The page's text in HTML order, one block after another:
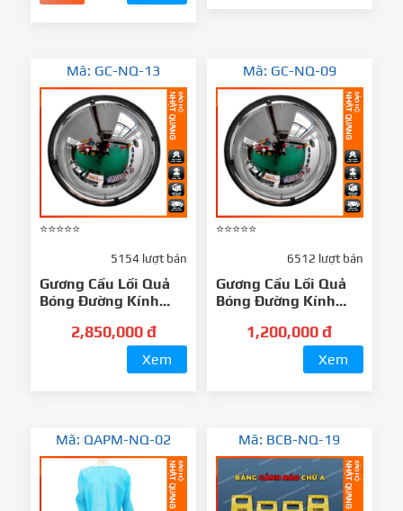
Mã: GC-NQ-13
⭐⭐⭐⭐⭐
5154 lượt bán
Gương Cầu Lồi Quả
Bóng Đường Kính
2,850,000 đ
Xem
Mã: GC-NQ-09
⭐⭐⭐⭐⭐
6512 lượt bán
Gương Cầu Lồi Quả
Bóng Đường Kính
1,200,000 đ
Xem
Mã: QAPM-NQ-02 Mã: BCB-NQ-19